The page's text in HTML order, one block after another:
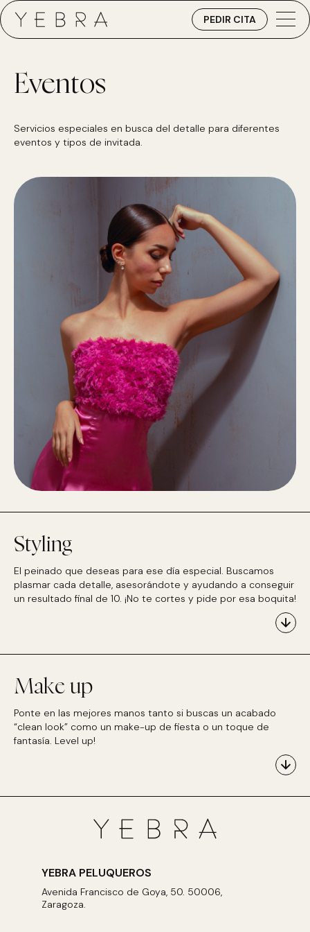
PEDIR CITA
Eventos
Servicios especiales en busca del detalle para diferentes
eventos y tipos de invitada.
Styling
El peinado que deseas para ese día especial. Buscamos
plasmar cada detalle, asesorándote y ayudando a conseguir
un resultado final de 10. ¡No te cortes y pide por esa boquita!
Make up
Ponte en las mejores manos tanto si buscas un acabado
“clean look” como un make-up de fiesta o un toque de
fantasía. Level up!
YEBRA PELUQUEROS
Avenida Francisco de Goya, 50. 50006,
Zaragoza.